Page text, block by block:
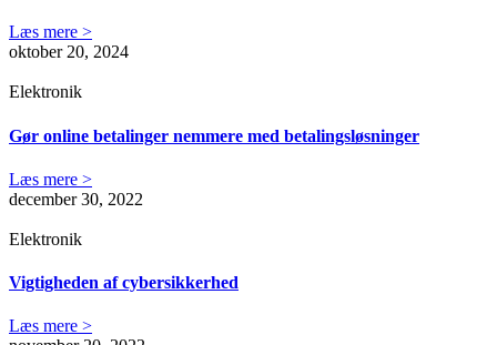
Læs mere >
oktober 20, 2024
Elektronik
Gør online betalinger nemmere med betalingsløsninger
Læs mere >
december 30, 2022
Elektronik
Vigtigheden af cybersikkerhed
Læs mere >